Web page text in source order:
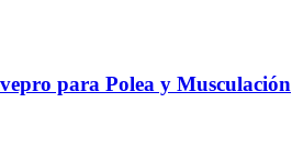
para Polea y Musculación